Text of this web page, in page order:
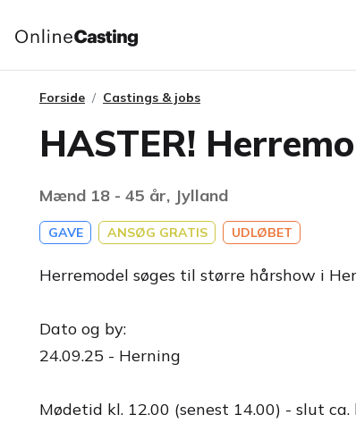
Forside Castings & jobs
HASTER!
Mænd 18 - 45 år, Jylland
GAVE ANSØG GRATIS UDLØBET
Herremodel søges til større hårshow i
Dato og by:
24.09.25 - Herning
Mødetid kl. 12.00 (senest 14.00) - slut ca.